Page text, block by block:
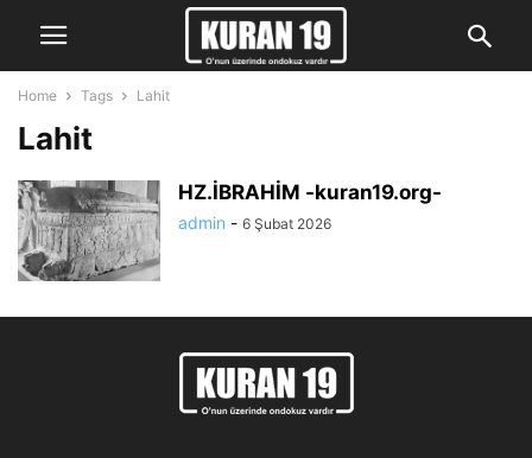
Home Tags Lahit
Lahit
HZ.İBRAHİM -kuran19.org-
admin - 6 Şubat 2026